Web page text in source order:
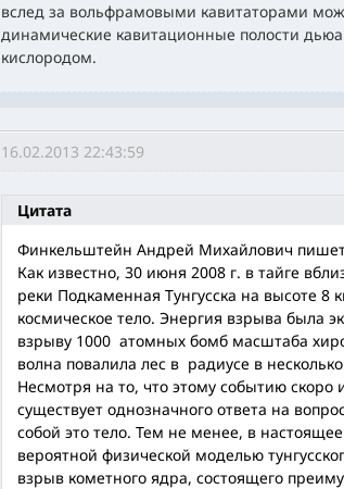
вслед за вольфрамовыми кавитаторами
динамические кавитационные полости
кислородом.
16.02.2013 22:43:59
Цитата
Финкельштейн Андрей Михайлович
Как известно, 30 июня 2008 г. в тайге
реки Подкаменная Тунгусска на высоте 8
космическое тело. Энергия взрыва была
взрыву 1000 атомных бомб масштаба
волна повалила лес в радиусе в
Несмотря на то, что этому событию скоро
существует однозначного ответа на
собой это тело. Тем не менее, в
вероятной физической моделью
взрыв кометного ядра, состоящего